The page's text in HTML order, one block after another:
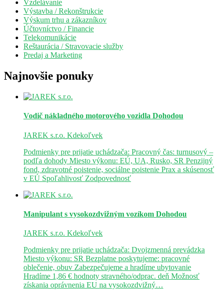
Vzdelávanie
Výstavba / Rekonštrukcie
Výskum trhu a zákazníkov
Účtovníctvo / Financie
Telekomunikácie
Reštaurácia / Stravovacie služby
Predaj a Marketing
Najnovšie ponuky
Vodič nákladného motorového vozidla Dohodou
JAREK s.r.o. Kdekoľvek
Podmienky pre prijatie uchádzača: Pracovný čas: turnusový –
podľa dohody Miesto výkonu: EÚ, UA, Rusko, SR Penzijný
fond, zdravotné poistenie, sociálne poistenie Prax a skúsenosť
v EÚ Spoľahlivosť Zodpovednosť
Manipulant s vysokozdvižným vozíkom Dohodou
JAREK s.r.o. Kdekoľvek
Podmienky pre prijatie uchádzača: Dvojzmenná prevádzka
Miesto výkonu: SR Bezplatne poskytujeme: pracovné
oblečenie, obuv Zabezpečujeme a hradíme ubytovanie
Hradíme 1,86 € hodnoty stravného/odprac. deň Možnosť
získania oprávnenia EU na vysokozdvižný…